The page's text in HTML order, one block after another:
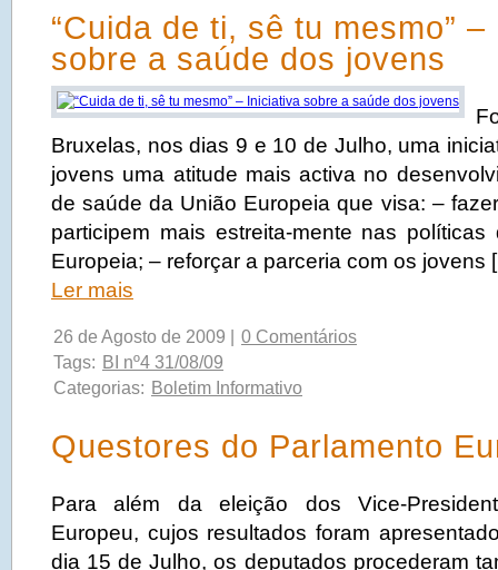
“Cuida de ti, sê tu mesmo”
sobre a saúde dos jovens
Bruxelas, nos dias 9 e 10 de Julho, uma
jovens uma atitude mais activa no
de saúde da União Europeia que visa: –
participem mais estreita-mente nas
Europeia; – reforçar a parceria com os jovens
Ler mais
26 de Agosto de 2009 |
0 Comentários
Tags: BI nº4 31/08/09
Categorias: Boletim Informativo
Questores do Parlamento
Para além da eleição dos Vice-
Europeu, cujos resultados foram
dia 15 de Julho, os deputados procederam